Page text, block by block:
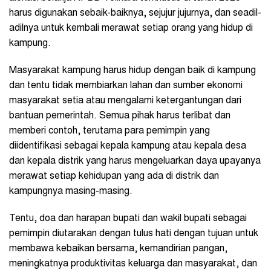
harus digunakan sebaik-baiknya, sejujur jujurnya, dan seadil-
adilnya untuk kembali merawat setiap orang yang hidup di
kampung.
Masyarakat kampung harus hidup dengan baik di kampung
dan tentu tidak membiarkan lahan dan sumber ekonomi
masyarakat setia atau mengalami ketergantungan dari
bantuan pemerintah. Semua pihak harus terlibat dan
memberi contoh, terutama para pemimpin yang
diidentifikasi sebagai kepala kampung atau kepala desa
dan kepala distrik yang harus mengeluarkan daya upayanya
merawat setiap kehidupan yang ada di distrik dan
kampungnya masing-masing.
Tentu, doa dan harapan bupati dan wakil bupati sebagai
pemimpin diutarakan dengan tulus hati dengan tujuan untuk
membawa kebaikan bersama, kemandirian pangan,
meningkatnya produktivitas keluarga dan masyarakat, dan